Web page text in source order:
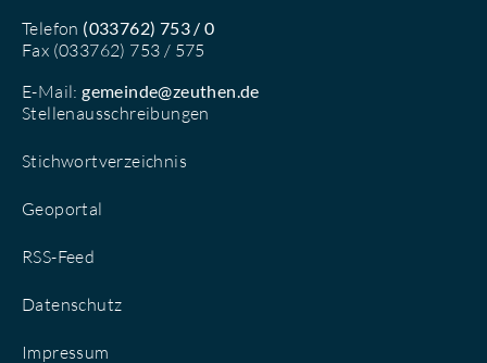
Telefon (033762) 753 / 0
Fax (033762) 753 / 575
E-Mail:gemeinde@zeuthen.de
Stellenausschreibungen
Stichwortverzeichnis
Geoportal
RSS-Feed
Datenschutz
Impressum